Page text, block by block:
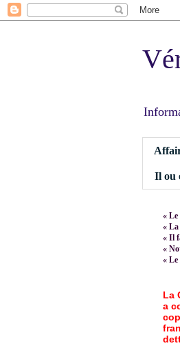
Il ou
« Le
« La
« Il
«
« Le
La
a